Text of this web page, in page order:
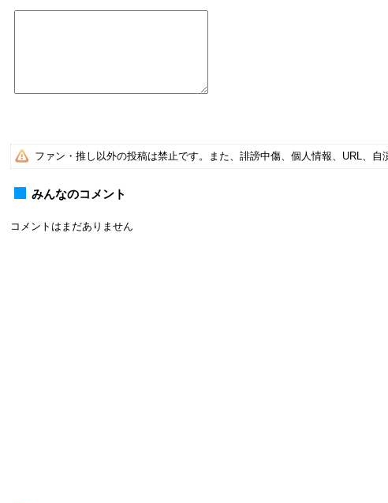
ファン・推し以外の投稿は禁止です。また、誹謗中傷、個人情報、URL、
みんなのコメント
コメントはまだありません